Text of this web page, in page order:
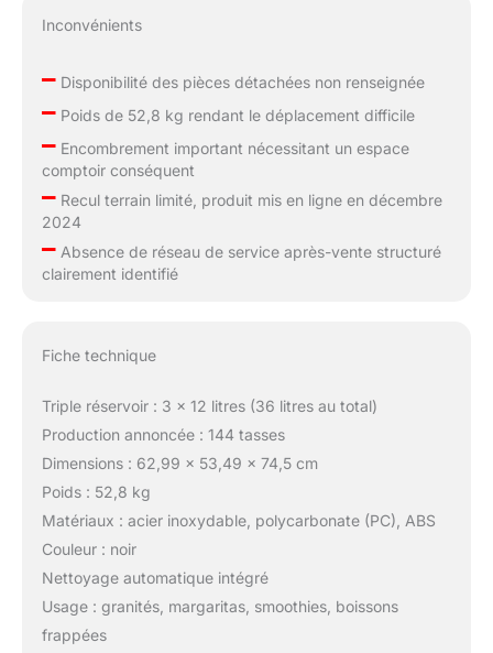
Inconvénients
–Disponibilité des pièces détachées non renseignée
–Poids de 52,8 kg rendant le déplacement difficile
–Encombrement important nécessitant un espace
comptoir conséquent
–Recul terrain limité, produit mis en ligne en décembre
2024
–Absence de réseau de service après-vente structuré
clairement identifié
Fiche technique
Triple réservoir : 3 x 12 litres (36 litres au total)
Production annoncée : 144 tasses
Dimensions : 62,99 x 53,49 x 74,5 cm
Poids : 52,8 kg
Matériaux : acier inoxydable, polycarbonate (PC), ABS
Couleur : noir
Nettoyage automatique intégré
Usage : granités, margaritas, smoothies, boissons
frappées